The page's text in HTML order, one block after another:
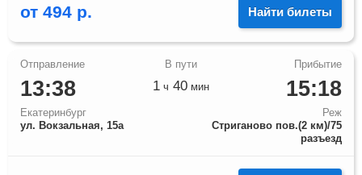
от 494 р. Найти билеты
13:38
Екатеринбург
ул. Вокзальная, 15а
15:18
Реж
Стриганово пов.(2 км)/75
разъезд
1 ч 40 мин